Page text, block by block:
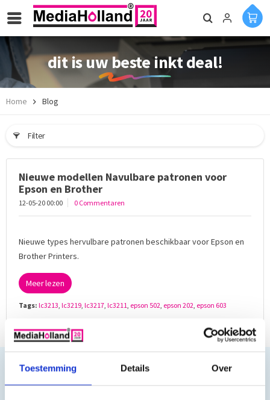
Toestemming Details Over
dit is uw beste inkt deal!
Home Blog
Filter
Nieuwe modellen Navulbare patronen voor
Epson en Brother
12-05-20 00:00 0 Commentaren
Nieuwe types hervulbare patronen beschikbaar voor Epson en
Brother Printers.
Meer lezen
Tags: lc3213, lc3219, lc3217, lc3211, epson 502, epson 202, epson 603
MediaHolland® Blog
Het MediaHolland® Blog Houdt u op de hoogte van het